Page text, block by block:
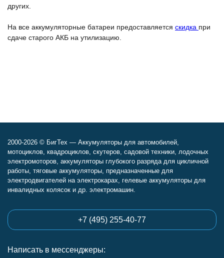
других.
На все аккумуляторные батареи предоставляется скидка при
сдаче старого АКБ на утилизацию.
2000-2026 © БигТех — Аккумуляторы для автомобилей,
мотоциклов, квадроциклов, скутеров, садовой техники, лодочных
электромоторов, аккумуляторы глубокого разряда для цикличной
работы, тяговые аккумуляторы, предназначенные для
электродвигателей на электрокарах, гелевые аккумуляторы для
инвалидных колясок и др. электромашин.
+7 (495) 255-40-77
Написать в мессенджеры: